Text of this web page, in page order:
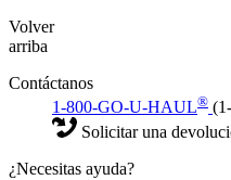
Volver
arriba
Contáctanos
1-800-GO-U-HAUL®
Solicitar una
¿Necesitas ayuda?